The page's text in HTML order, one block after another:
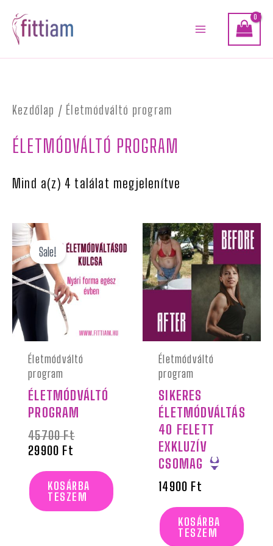
Skip
content
MAIN
MENU
Kezdőlap / Életmódváltó program
ÉLETMÓDVÁLTÓ PROGRAM
Mind a(z) 4 találat megjelenítve
Sale!
Életmódváltó
program
ÉLETMÓDVÁLTÓ
PROGRAM
45700Ft
price
was:
45700 Ft.
29900 Ft
price
is:
29900 Ft.
KOSÁRBA
TESZEM
Életmódváltó
program
SIKERES
ÉLETMÓDVÁLTÁS
40 FELETT
EXKLUZÍV
CSOMAG
14900 Ft
KOSÁRBA
TESZEM